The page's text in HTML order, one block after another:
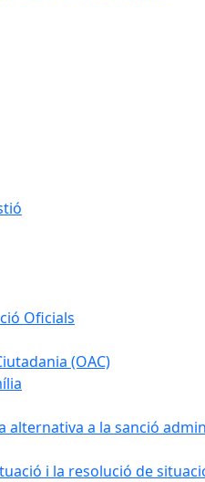
Oficials
(OAC)
a la sanció
i la resolució de